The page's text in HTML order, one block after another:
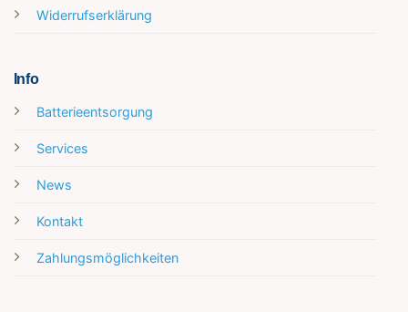
Widerrufserklärung
Info
Batterieentsorgung
Services
News
Kontakt
Zahlungsmöglichkeiten